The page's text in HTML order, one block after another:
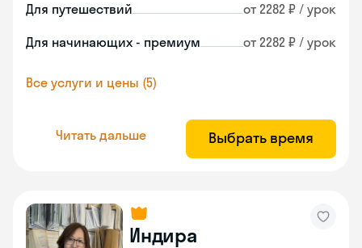
Для путешествий от 2282 ₽ / урок
Для начинающих - премиум от 2282 ₽ / урок
Все услуги и цены (5)
Читать дальше Выбрать время
Индира